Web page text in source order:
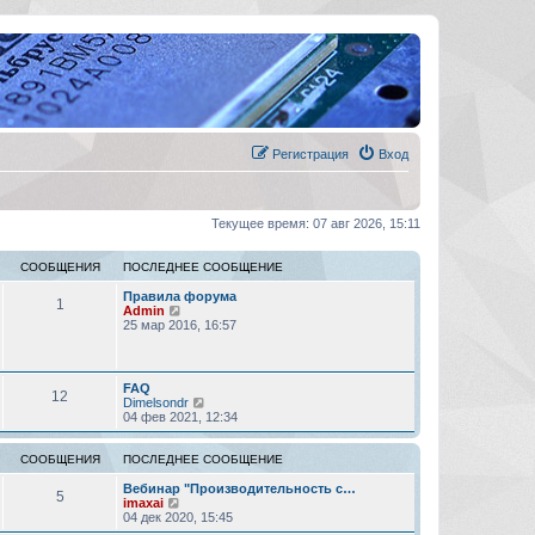
Вход
Регистрация
Текущее время: 07 авг 2026, 15:11
СООБЩЕНИЯ ПОСЛЕДНЕЕ СООБЩЕНИЕ
1
Правила форума
Admin
е
и
к
п
о
с
л
е
н
е
25 мар 2016, 16:57
12
FAQ
Dimelsondr
е
р
е
й
т
и
п
о
04 фев 2021, 12:34
СООБЩЕНИЯ ПОСЛЕДНЕЕ СООБЩЕНИЕ
5
Вебинар "Производительность с…
imaxai
е
р
04 дек 2020, 15:45